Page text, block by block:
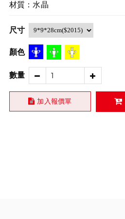
材質：水晶
尺寸
顏色
數量
加入報價單